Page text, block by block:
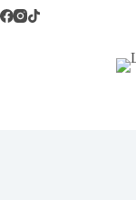
Salta
al